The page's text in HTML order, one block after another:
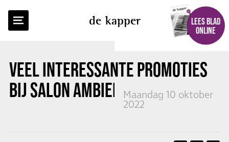
de kapper
LEES BLAD
ONLINE
VEEL INTERESSANTE PROMOTIES
BIJSALON AMBIENCEMaandag 10 oktober
2022
TERUG NAAR OVERZICHT